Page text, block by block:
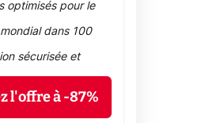
optimisés pour le
dans 100
sécurisée et
l'offre à -87%